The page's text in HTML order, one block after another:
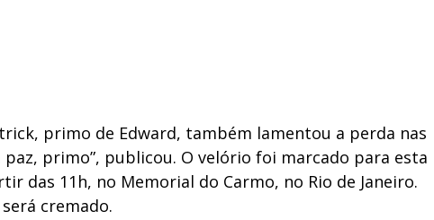
primo de Edward, também lamentou a perda nas
paz, primo”, publicou. O velório foi marcado para esta
das 11h, no Memorial do Carmo, no Rio de Janeiro.
cremado.